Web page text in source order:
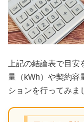
上記の結論表で目
量（kWh）や契約容
ションを行ってみま